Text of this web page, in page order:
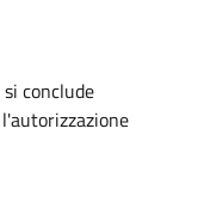
conclude